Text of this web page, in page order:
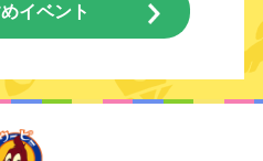
イベント